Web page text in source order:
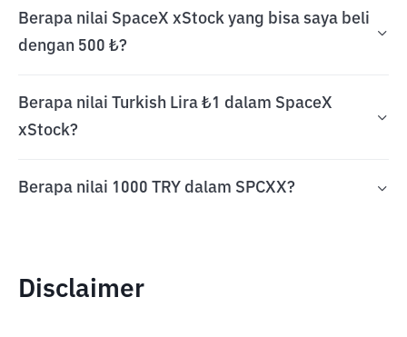
Berapa nilai SpaceX xStock yang bisa saya beli
dengan 500 ₺?
Berapa nilai Turkish Lira ₺1 dalam SpaceX
xStock?
Berapa nilai 1000 TRY dalam SPCXX?
Disclaimer